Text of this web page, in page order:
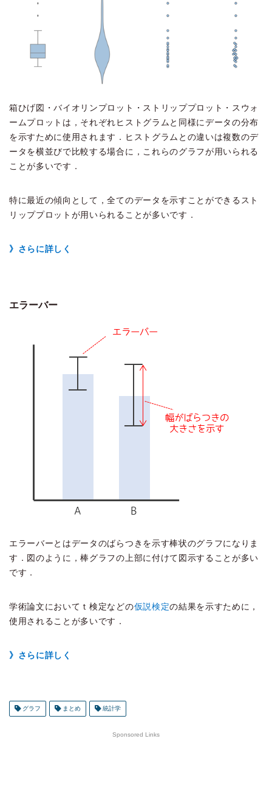
箱ひげ図・バイオリンプロット・ストリッププロット・スウォ
ームプロットは，それぞれヒストグラムと同様にデータの分布
を示すために使用されます．ヒストグラムとの違いは複数のデ
ータを横並びで比較する場合に，これらのグラフが用いられる
ことが多いです．
特に最近の傾向として，全てのデータを示すことができるスト
リッププロットが用いられることが多いです．
》さらに詳しく
エラーバー
エラーバーとはデータのばらつきを示す棒状のグラフになりま
す．図のように，棒グラフの上部に付けて図示することが多い
です．
学術論文においてｔ検定などの仮説検定の結果を示すために，
使用されることが多いです．
》さらに詳しく
グラフ まとめ 統計学
Sponsored Links